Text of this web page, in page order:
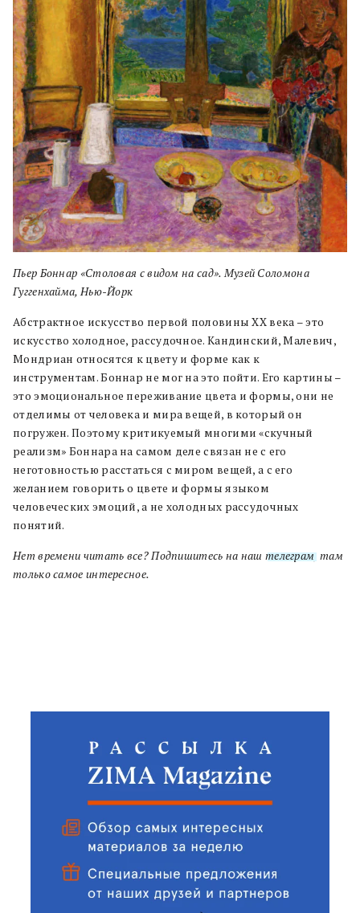
Пьер Боннар «Столовая с видом на сад». Музей Соломона
Гуггенхайма, Нью-Йорк
Абстрактное искусство первой половины ХХ века – это
искусство холодное, рассудочное. Кандинский, Малевич,
Мондриан относятся к цвету и форме как к
инструментам. Боннар не мог на это пойти. Его картины –
это эмоциональное переживание цвета и формы, они не
отделимы от человека и мира вещей, в который он
погружен. Поэтому критикуемый многими «скучный
реализм» Боннара на самом деле связан не с его
неготовностью расстаться с миром вещей, а с его
желанием говорить о цвете и формы языком
человеческих эмоций, а не холодных рассудочных
понятий.
Нет времени читать все? Подпишитесь на наш телеграм, там
только самое интересное.